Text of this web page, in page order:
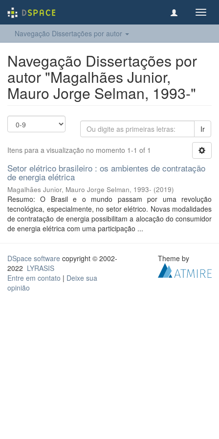
Navegação Dissertações por autor
Navegação Dissertações por
autor "Magalhães Junior,
Mauro Jorge Selman, 1993-"
Ir
Itens para a visualização no momento 1-1 of 1
Setor elétrico brasileiro : os ambientes de contratação
de energia elétrica
Magalhães Junior, Mauro Jorge Selman, 1993- (2019)
Resumo: O Brasil e o mundo passam por uma revolução
tecnológica, especialmente, no setor elétrico. Novas modalidades
de contratação de energia possibilitam a alocação do consumidor
de energia elétrica com uma participação ...
DSpace software copyright © 2002-
2022 LYRASIS
Entre em contato | Deixe sua
opinião
Theme by